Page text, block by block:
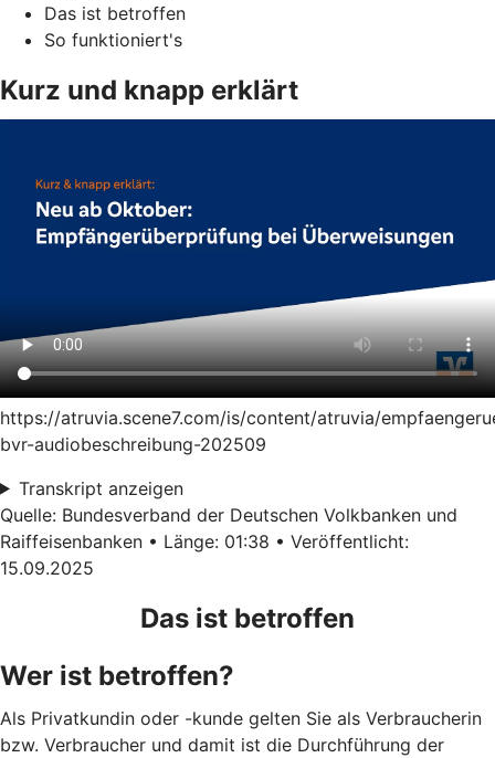
Das ist betroffen
So funktioniert's
Kurz und knapp erklärt
https://atruvia.scene7.com/is/content/atruvia/
bvr-audiobeschreibung-202509
Transkript anzeigen
Quelle: Bundesverband der Deutschen Volkbanken und
Raiffeisenbanken • Länge: 01:38 • Veröffentlicht:
15.09.2025
Das ist betroffen
Wer ist betroffen?
Als Privatkundin oder -kunde gelten Sie als Verbraucherin
bzw. Verbraucher und damit ist die Durchführung der